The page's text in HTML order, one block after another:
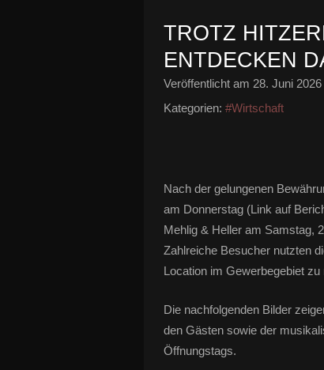
TROTZ
ENTDECKEN
Veröffentlicht am 28. Juni 2026
Kategorien: #Wirtschaft
Nach der gelungenen
am Donnerstag (Link auf
Mehlig & Heller am Samstag,
Zahlreiche Besucher nutzten
Location im Gewerbegebiet zu
Die nachfolgenden Bilder
den Gästen sowie der
Öffnungstags.